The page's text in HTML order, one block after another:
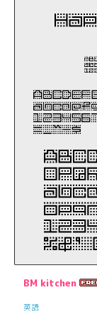
BM kitchen
英語